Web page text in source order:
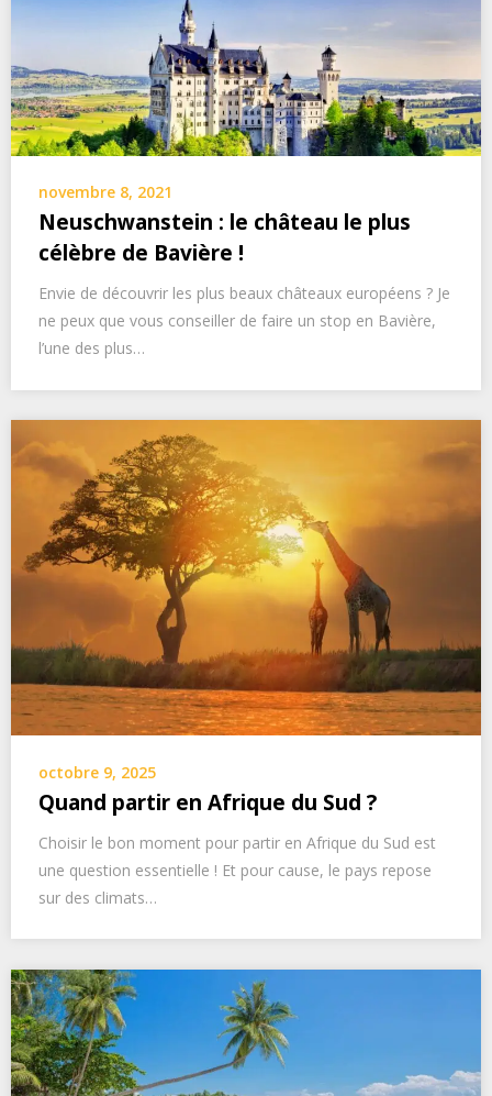
novembre 8, 2021
Neuschwanstein : le château le plus
célèbre de Bavière !
Envie de découvrir les plus beaux châteaux européens ? Je
ne peux que vous conseiller de faire un stop en Bavière,
l’une des plus…
octobre 9, 2025
Quand partir en Afrique du Sud ?
Choisir le bon moment pour partir en Afrique du Sud est
une question essentielle ! Et pour cause, le pays repose
sur des climats…